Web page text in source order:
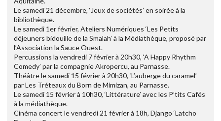
Le samedi 21 décembre, ‘Jeux de sociétés’ en soirée à la
bibliothèque.
Le samedi 1er février, Ateliers Numériques ‘Les Petits
déjeuners bidouille de la Smalah’ à la Médiathèque, proposé par
l’Association la Sauce Ouest.
Percussions la vendredi 7 février à 20h30, ‘A Happy Rhythm
Comedy’ par la compagnie Akropercu, au Parnasse.
Théâtre le samedi 15 février à 20h30, ‘L’auberge du caramel’
par Les Tréteaux du Born de Mimizan, au Parnasse.
Le samedi 15 février à 10h30, ‘Littérature’ avec les P’tits Cafés
à la médiathèque.
Cinéma concert le vendredi 21 février à 18h, Django ‘Latcho